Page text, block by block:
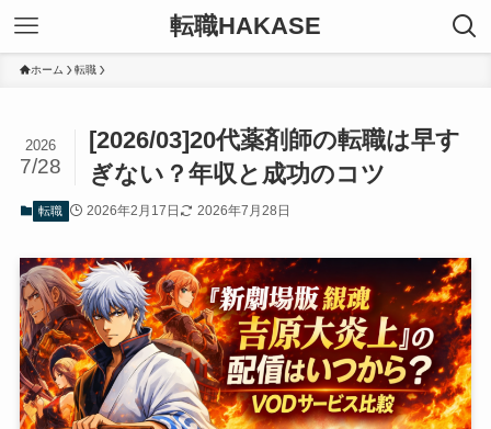
転職HAKASE
ホーム 転職
[2026/03]20代薬剤師の転職は早す
ぎない？年収と成功のコツ
2026
7/28
転職 2026年2月17日 2026年7月28日